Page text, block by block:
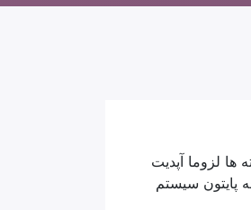
ها لزوما آپدیت
سیستم